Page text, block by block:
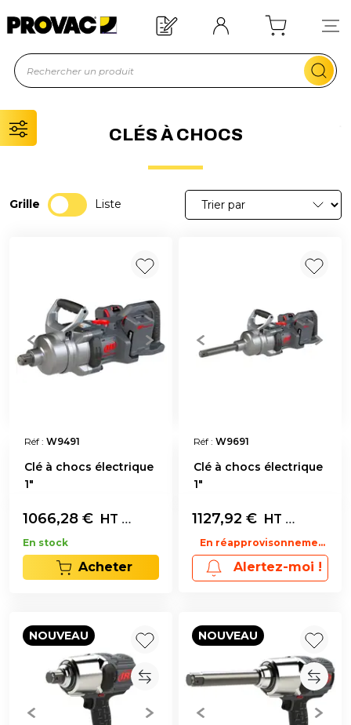
Offre de bienvenue : 20€ offerts !
En savoir plus
CLÉS À CHOCS
Grille Liste
Réf : W9491
Clé à chocs électrique
1"
1066,28 € HT L'unité
En stock
Acheter
Réf : W9691
Clé à chocs électrique
1"
1127,92 € HT L'unité
En réapprovisonnement
Alertez-moi !
NOUVEAU NOUVEAU